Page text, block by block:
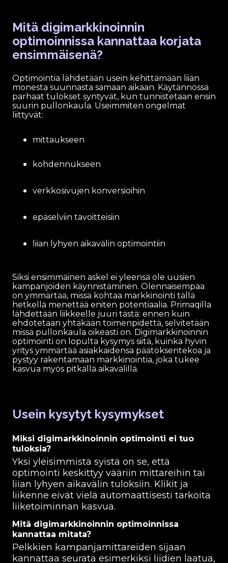
Mitä digimarkkinoinnin
optimoinnissa kannattaa korjata
ensimmäisenä?
Optimointia lähdetään usein kehittämään liian
monesta suunnasta samaan aikaan. Käytännössä
parhaat tulokset syntyvät, kun tunnistetaan ensin
suurin pullonkaula. Useimmiten ongelmat
liittyvät:
mittaukseen
kohdennukseen
verkkosivujen konversioihin
epäselviin tavoitteisiin
liian lyhyen aikavälin optimointiin
Siksi ensimmäinen askel ei yleensä ole uusien
kampanjoiden käynnistäminen. Olennaisempaa
on ymmärtää, missä kohtaa markkinointi tällä
hetkellä menettää eniten potentiaalia. Primaqilla
lähdettään liikkeelle juuri tästä: ennen kuin
ehdotetaan yhtäkään toimenpidettä, selvitetään
missä pullonkaula oikeasti on. Digimarkkinoinnin
optimointi on lopulta kysymys siitä, kuinka hyvin
yritys ymmärtää asiakkaidensa päätöksentekoa ja
pystyy rakentamaan markkinointia, joka tukee
kasvua myös pitkällä aikavälillä.
Usein kysytyt kysymykset
Miksi digimarkkinoinnin optimointi ei tuo
tuloksia?
Yksi yleisimmistä syistä on se, että
optimointi keskittyy vääriin mittareihin tai
liian lyhyen aikavälin tuloksiin. Klikit ja
liikenne eivät vielä automaattisesti tarkoita
liiketoiminnan kasvua.
Mitä digimarkkinoinnin optimoinnissa
kannattaa mitata?
Pelkkien kampanjamittareiden sijaan
kannattaa seurata esimerkiksi liidien laatua,